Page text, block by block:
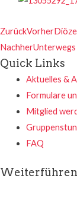
ZurückVorher
NachherUnterwegs
Quick Links
Aktuelles &
Formulare
Mitglied
FAQ